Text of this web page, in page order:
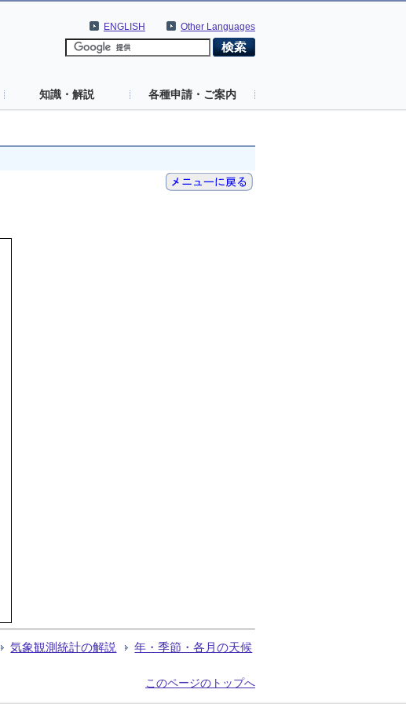
Other Languages
ENGLISH
知識・解説 各種申請・ご案内
気象観測統計の解説 年・季節・各月の天候
このページのトップへ